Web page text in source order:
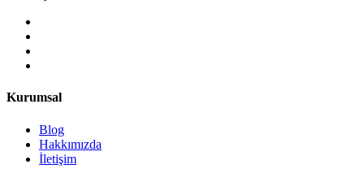
Kurumsal
Blog
Hakkımızda
İletişim